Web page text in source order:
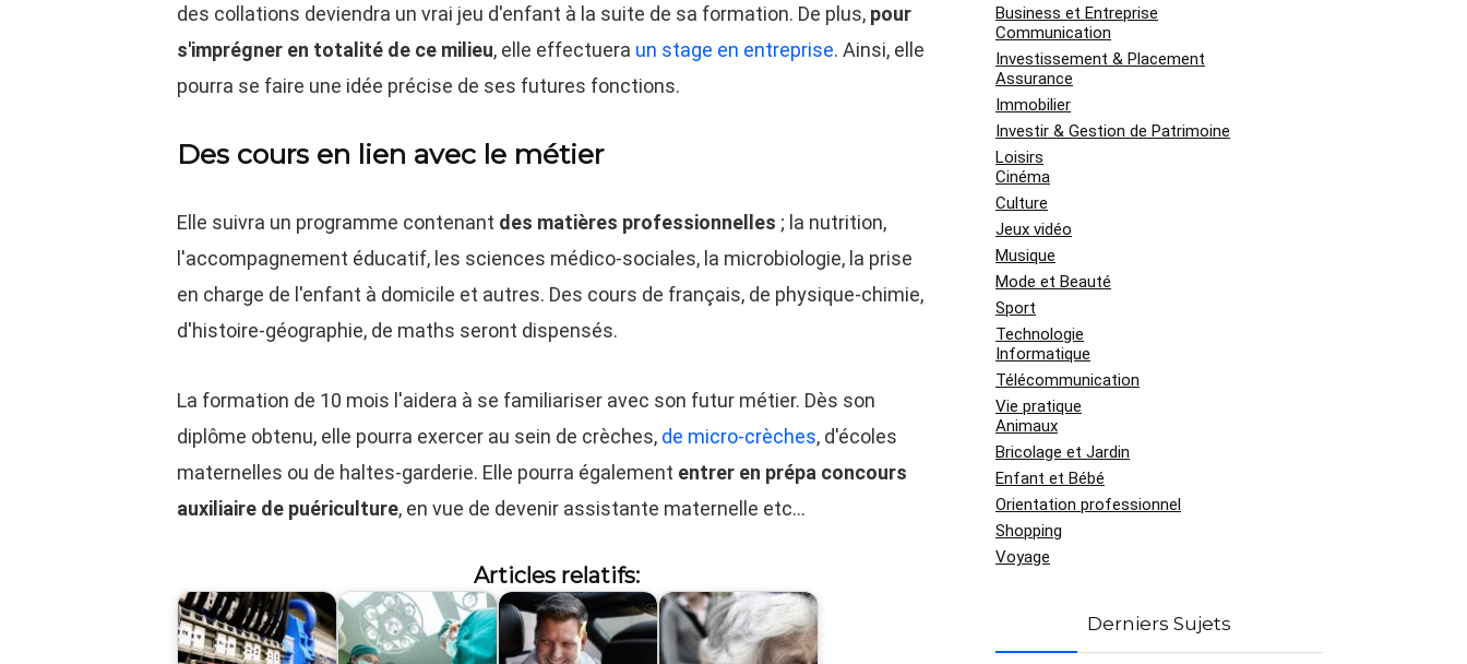
des collations deviendra un vrai jeu d'enfant à la suite de sa formation. De plus, pour
s'imprégner en totalité de ce milieu, elle effectuera un stage en entreprise. Ainsi, elle
pourra se faire une idée précise de ses futures fonctions.
Des cours en lien avec le métier
Elle suivra un programme contenant des matières professionnelles ; la nutrition,
l'accompagnement éducatif, les sciences médico-sociales, la microbiologie, la prise
en charge de l'enfant à domicile et autres. Des cours de français, de physique-chimie,
d'histoire-géographie, de maths seront dispensés.
La formation de 10 mois l'aidera à se familiariser avec son futur métier. Dès son
diplôme obtenu, elle pourra exercer au sein de crèches, de micro-crèches, d'écoles
maternelles ou de haltes-garderie. Elle pourra également entrer en prépa concours
auxiliaire de puériculture, en vue de devenir assistante maternelle etc…
Articles relatifs:
Business et Entreprise
Communication
Investissement & Placement
Assurance
Immobilier
Investir & Gestion de Patrimoine
Loisirs
Cinéma
Culture
Jeux vidéo
Musique
Mode et Beauté
Sport
Technologie
Informatique
Télécommunication
Vie pratique
Animaux
Bricolage et Jardin
Enfant et Bébé
Orientation professionnel
Shopping
Voyage
Derniers Sujets